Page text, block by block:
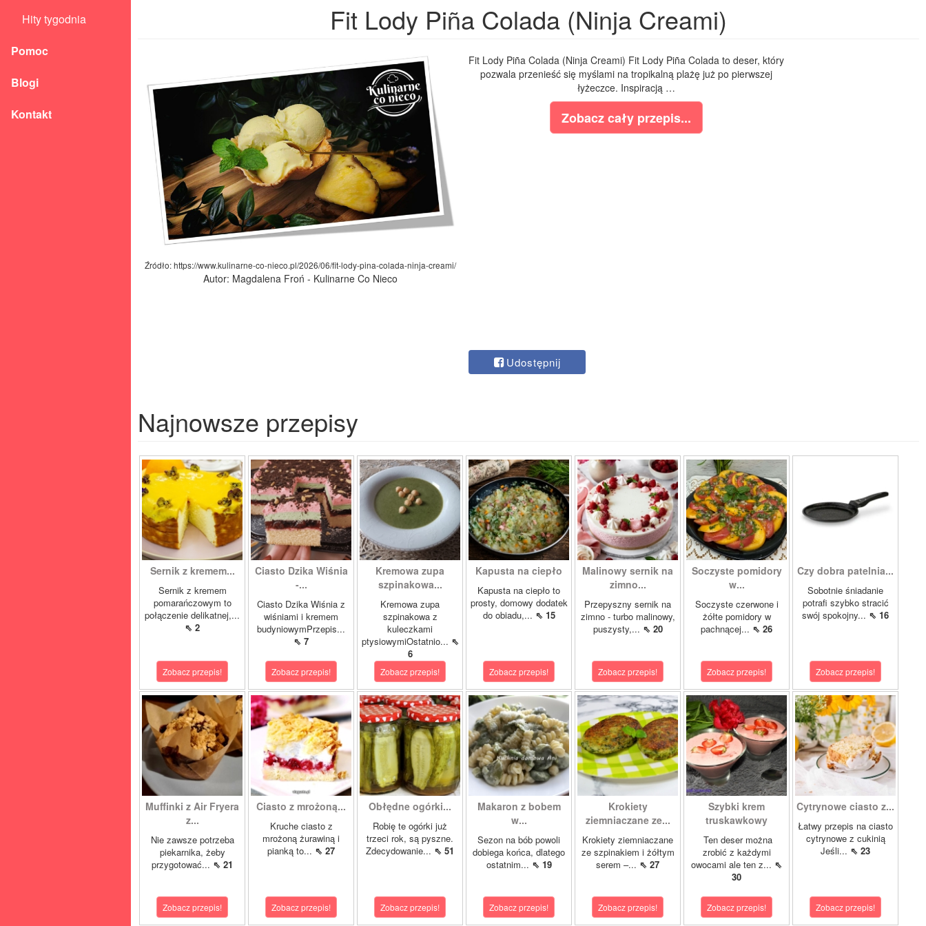
Hity tygodnia
Pomoc
Blogi
Kontakt
Fit Lody Piña Colada (Ninja Creami)
Źródło: https://www.kulinarne-co-nieco.pl/2026/06/fit-lody-pina-colada-ninja-creami/
Autor: Magdalena Froń - Kulinarne Co Nieco
Fit Lody Piña Colada (Ninja Creami) Fit Lody Piña Colada to deser, który
pozwala przenieść się myślami na tropikalną plażę już po pierwszej
łyżeczce. Inspiracją …
Zobacz cały przepis...
Udostępnij
Najnowsze przepisy
Sernik z kremem...
Sernik z kremem
pomarańczowym to
połączenie delikatnej,...
⇖ 2
Zobacz przepis!
Ciasto Dzika Wiśnia
-...
Ciasto Dzika Wiśnia z
wiśniami i kremem
budyniowymPrzepis...
⇖ 7
Zobacz przepis!
Kremowa zupa
szpinakowa...
Kremowa zupa
szpinakowa z
kuleczkami
ptysiowymiOstatnio... ⇖
6
Zobacz przepis!
Kapusta na ciepło
Kapusta na ciepło to
prosty, domowy dodatek
do obiadu,... ⇖ 15
Zobacz przepis!
Malinowy sernik na
zimno...
Przepyszny sernik na
zimno - turbo malinowy,
puszysty,... ⇖ 20
Zobacz przepis!
Soczyste pomidory
w...
Soczyste czerwone i
żółte pomidory w
pachnącej... ⇖ 26
Zobacz przepis!
Czy dobra patelnia...
Sobotnie śniadanie
potrafi szybko stracić
swój spokojny... ⇖ 16
Zobacz przepis!
Muffinki z Air Fryera
z...
Nie zawsze potrzeba
piekarnika, żeby
przygotować... ⇖ 21
Zobacz przepis!
Ciasto z mrożoną...
Kruche ciasto z
mrożoną żurawiną i
pianką to... ⇖ 27
Zobacz przepis!
Obłędne ogórki...
Robię te ogórki już
trzeci rok, są pyszne.
Zdecydowanie... ⇖ 51
Zobacz przepis!
Makaron z bobem
w...
Sezon na bób powoli
dobiega końca, dlatego
ostatnim... ⇖ 19
Zobacz przepis!
Krokiety
ziemniaczane ze...
Krokiety ziemniaczane
ze szpinakiem i żółtym
serem –... ⇖ 27
Zobacz przepis!
Szybki krem
truskawkowy
Ten deser można
zrobić z każdymi
owocami ale ten z... ⇖
30
Zobacz przepis!
Cytrynowe ciasto z...
Łatwy przepis na ciasto
cytrynowe z cukinią
Jeśli... ⇖ 23
Zobacz przepis!